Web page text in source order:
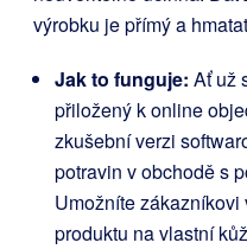
výrobku je přímý a
Jak to funguje: Ať už
přiložený k online
zkušební verzi
potravin v obchodě s
Umožníte
produktu na vlastní